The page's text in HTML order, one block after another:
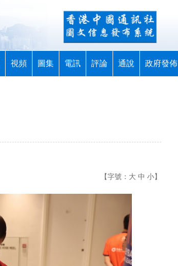
視頻 圖集 電訊 評論 通說 政府發佈
【字號： 大 中 小】